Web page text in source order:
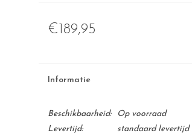
€189,95
Informatie
Beschikbaarheid:
Op voorraad
Levertijd:
standaard levertijd